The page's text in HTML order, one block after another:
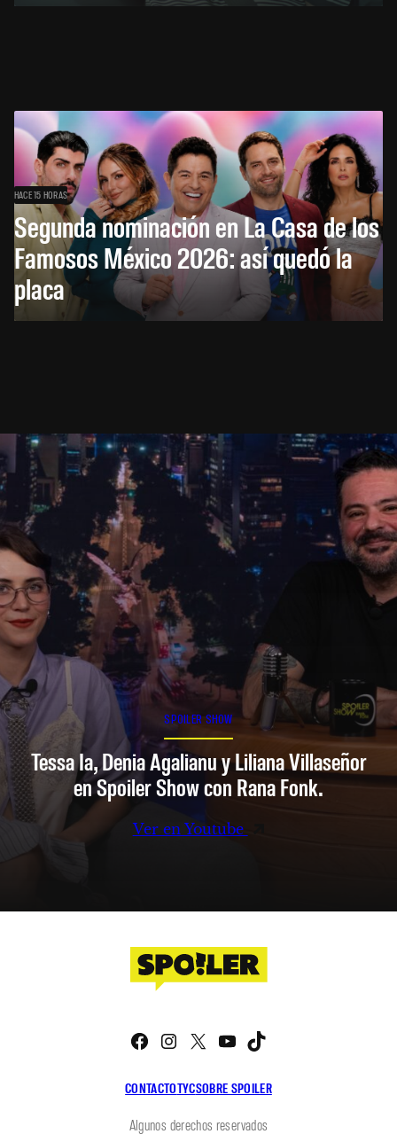
HACE 15 HORAS
Segunda nominación en La Casa de los
Famosos México 2026: así quedó la
placa
SPOILER SHOW
Tessa Ia, Denia Agalianu y Liliana Villaseñor
en Spoiler Show con Rana Fonk.
Ver en Youtube
CONTACTOTYCSOBRE SPOILER
Facebook
Instagram
X YouTube
Algunos derechos reservados